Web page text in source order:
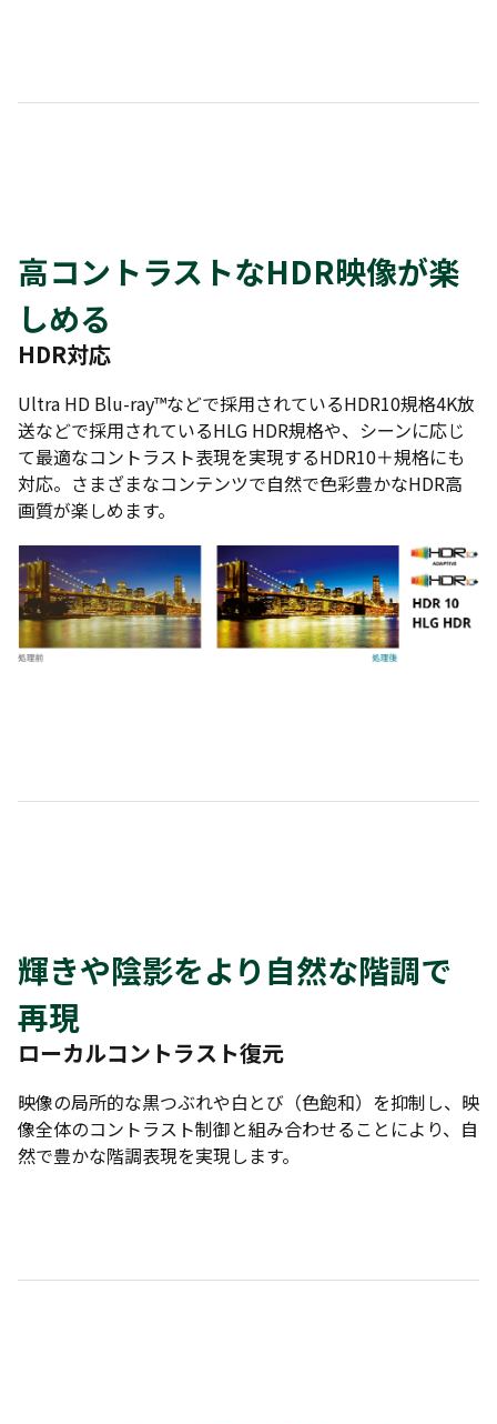
高コントラストなHDR映像が楽
しめる
HDR対応
Ultra HD Blu-ray™などで採用されているHDR10規格4K放
送などで採用されているHLG HDR規格や、シーンに応じ
て最適なコントラスト表現を実現するHDR10＋規格にも
対応。さまざまなコンテンツで自然で色彩豊かなHDR高
画質が楽しめます。
輝きや陰影をより自然な階調で
再現
ローカルコントラスト復元
映像の局所的な黒つぶれや白とび（色飽和）を抑制し、映
像全体のコントラスト制御と組み合わせることにより、自
然で豊かな階調表現を実現します。